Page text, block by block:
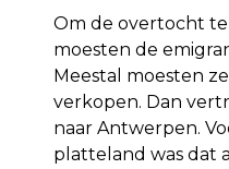
Om de overtocht
moesten de
Meestal moesten
verkopen. Dan
naar Antwerpen.
platteland was dat